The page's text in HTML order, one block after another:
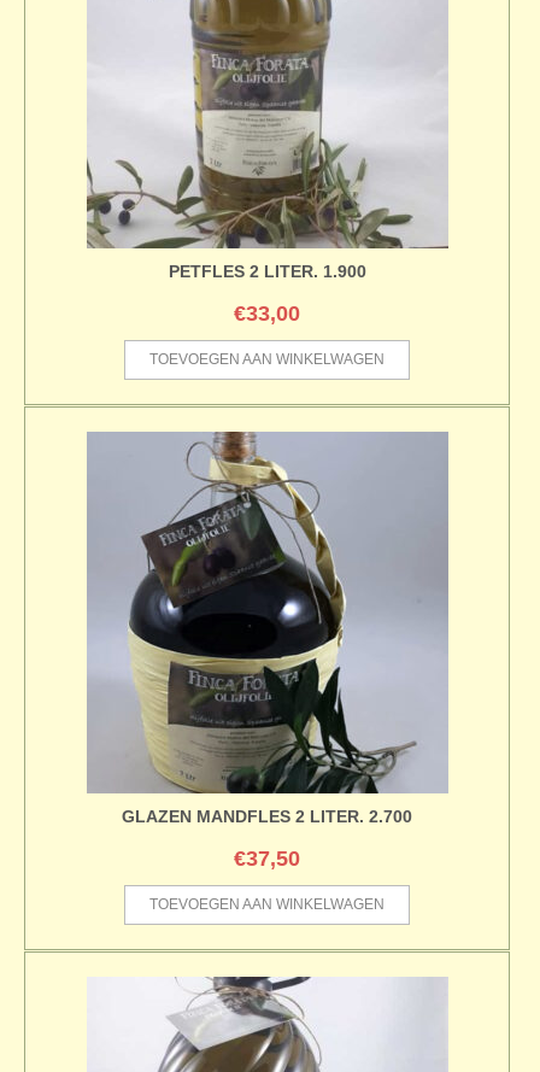
PETFLES 2 LITER. 1.900
€33,00
TOEVOEGEN AAN WINKELWAGEN
GLAZEN MANDFLES 2 LITER. 2.700
€37,50
TOEVOEGEN AAN WINKELWAGEN